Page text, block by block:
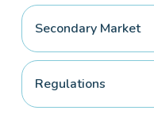
Secondary Market
Regulations